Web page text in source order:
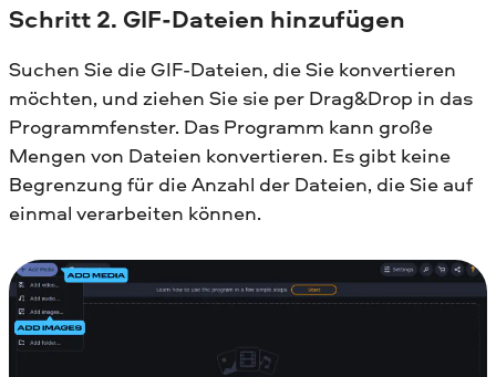
Schritt 2. GIF-Dateien hinzufügen
Suchen Sie die GIF-Dateien, die Sie konvertieren
möchten, und ziehen Sie sie per Drag&Drop in das
Programmfenster. Das Programm kann große
Mengen von Dateien konvertieren. Es gibt keine
Begrenzung für die Anzahl der Dateien, die Sie auf
einmal verarbeiten können.